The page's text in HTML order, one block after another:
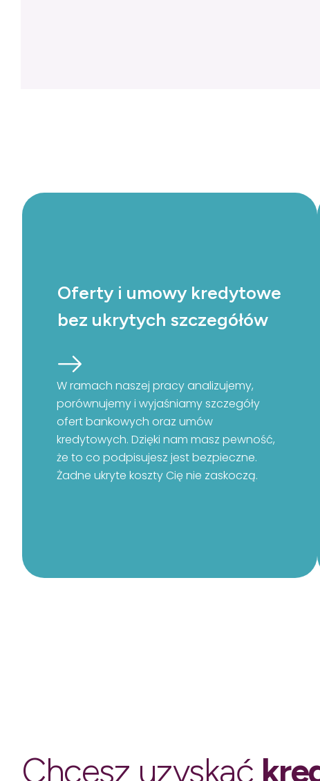
Oferty i umowy kredytowe
bez ukrytych szczegółów
W ramach naszej pracy analizujemy,
porównujemy i wyjaśniamy szczegóły
ofert bankowych oraz umów
kredytowych. Dzięki nam masz pewność,
że to co podpisujesz jest bezpieczne.
Żadne ukryte koszty Cię nie zaskoczą.
Chcesz uzyskać